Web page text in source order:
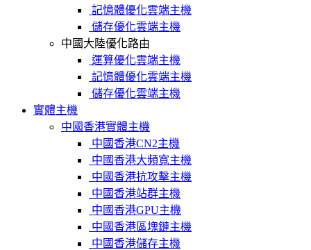
記憶體優化雲端主機
儲存優化雲端主機
中國大陸優化路由
運算優化雲端主機
記憶體優化雲端主機
儲存優化雲端主機
實體主機
中國香港實體主機
中國香港CN2主機
中國香港大頻寬主機
中國香港抗攻擊主機
中國香港站群主機
中國香港GPU主機
中國香港區塊鏈主機
中國香港儲存主機